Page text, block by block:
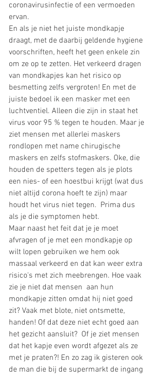
coronavirusinfectie of een vermoeden
ervan.
En als je niet het juiste mondkapje
draagt, met de daarbij geldende hygiene
voorschriften, heeft het geen enkele zin
om ze op te zetten. Het verkeerd dragen
van mondkapjes kan het risico op
besmetting zelfs vergroten! En met de
juiste bedoel ik een masker met een
luchtventiel. Alleen die zijn in staat het
virus voor 95 % tegen te houden. Maar je
ziet mensen met allerlei maskers
rondlopen met name chirugische
maskers en zelfs stofmaskers. Oke, die
houden de spetters tegen als je plots
een nies- of een hoestbui krijgt (wat dus
niet altijd corona hoeft te zijn) maar
houdt het virus niet tegen.  Prima dus
als je die symptomen hebt.
Maar naast het feit dat je je moet
afvragen of je met een mondkapje op
wilt lopen gebruiken we hem ook
massaal verkeerd en dat kan weer extra
risico's met zich meebrengen. Hoe vaak
zie je niet dat mensen  aan hun
mondkapje zitten omdat hij niet goed
zit? Vaak met blote, niet ontsmette,
handen! Of dat deze niet echt goed aan
het gezicht aansluit?  Of je ziet mensen
dat het kapje even wordt afgezet als ze
met je praten?! En zo zag ik gisteren ook
de man die bij de supermarkt de ingang